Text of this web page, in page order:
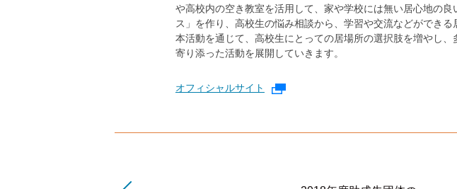
や高校内の空き教室を活用して、家や学校には無い居心地の良
ス」を作り、高校生の悩み相談から、学習や交流などができる
本活動を通じて、高校生にとっての居場所の選択肢を増やし
寄り添った活動を展開していきます。
オフィシャルサイト